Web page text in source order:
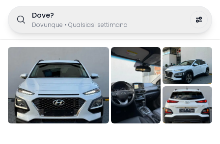
Dove?
Dovunque • Qualsiasi settimana